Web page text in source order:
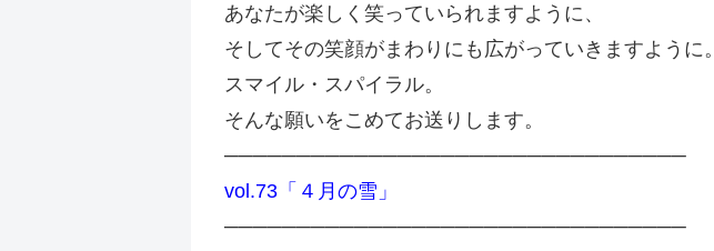
あなたが楽しく笑っていられますように、
そしてその笑顔がまわりにも広がっていきますように。
スマイル・スパイラル。
そんな願いをこめてお送りします。
────────────────────────────────
vol.73「４月の雪」
────────────────────────────────